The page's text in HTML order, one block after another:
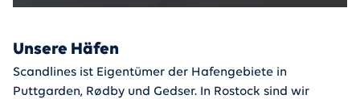
Unsere Häfen
Scandlines ist Eigentümer der Hafengebiete in
Puttgarden, Rødby und Gedser. In Rostock sind wir